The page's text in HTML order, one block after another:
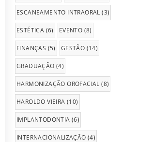
ESCANEAMENTO INTRAORAL (3)
ESTÉTICA (6) EVENTO (8)
FINANÇAS (5) GESTÃO (14)
GRADUAÇÃO (4)
HARMONIZAÇÃO OROFACIAL (8)
HAROLDO VIEIRA (10)
IMPLANTODONTIA (6)
INTERNACIONALIZAÇÃO (4)